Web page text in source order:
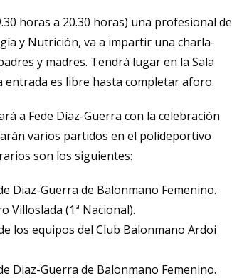
horas a 20.30 horas) una profesional de
y Nutrición, va a impartir una charla-
y madres. Tendrá lugar en la Sala
es libre hasta completar aforo.
a Fede Díaz-Guerra con la celebración
varios partidos en el polideportivo
son los siguientes:
Diaz-Guerra de Balonmano Femenino.
Villoslada (1ª Nacional).
los equipos del Club Balonmano Ardoi
Diaz-Guerra de Balonmano Femenino.